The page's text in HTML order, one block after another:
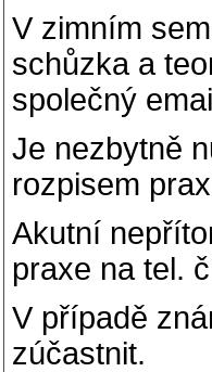
V zimním
schůzka a
společný
Je nezbytně
rozpisem
Akutní
praxe na tel.
V případě
zúčastnit.